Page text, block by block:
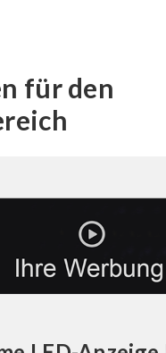
für den